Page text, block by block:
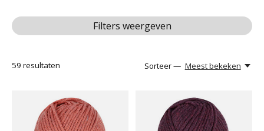
Filters weergeven
59 resultaten Sorteer — Meest bekeken